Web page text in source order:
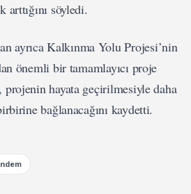
söyledi.
ayrıca Kalkınma Yolu Projesi’nin
önemli bir tamamlayıcı proje
hayata geçirilmesiyle daha
bağlanacağını kaydetti.